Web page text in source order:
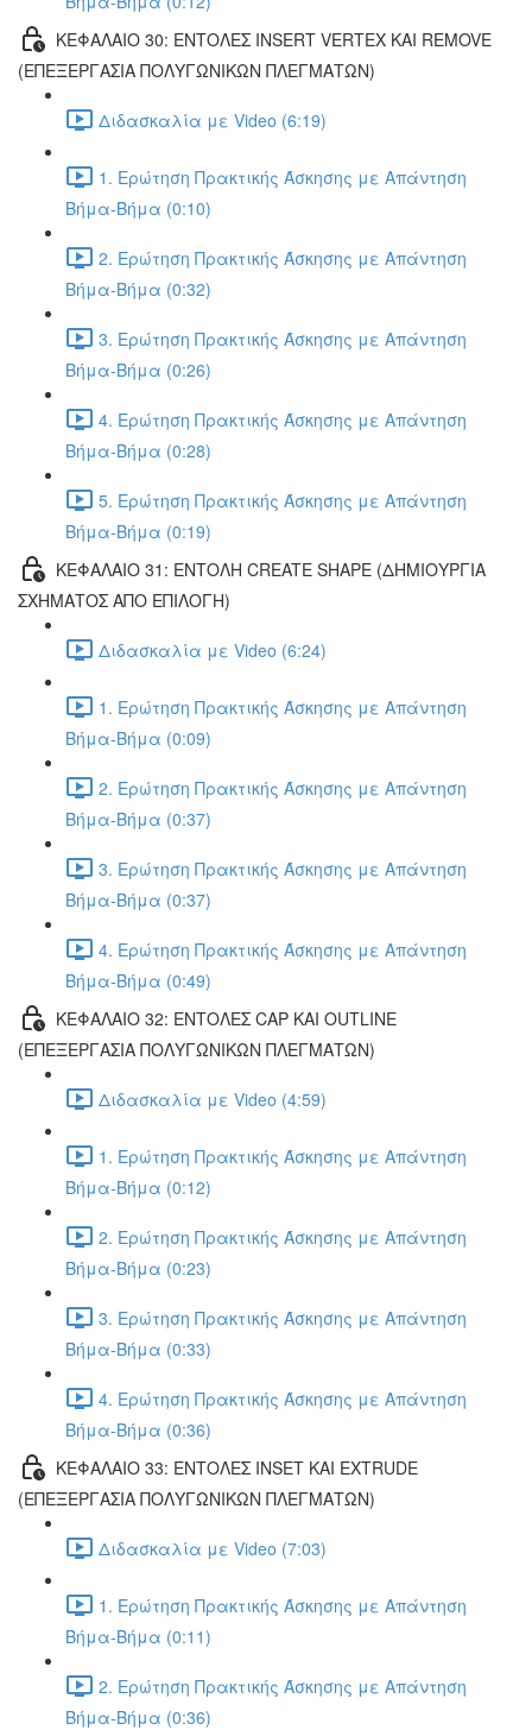
ΚΕΦΑΛΑΙΟ 30: ΕΝΤΟΛΕΣ INSERT VERTEX ΚΑΙ REMOVE
(ΕΠΕΞΕΡΓΑΣΙΑ ΠΟΛΥΓΩΝΙΚΩΝ ΠΛΕΓΜΑΤΩΝ)
Διδασκαλία με Video (6:19)
1. Ερώτηση Πρακτικής Άσκησης με Απάντηση
Βήμα-Βήμα (0:10)
2. Ερώτηση Πρακτικής Άσκησης με Απάντηση
Βήμα-Βήμα (0:32)
3. Ερώτηση Πρακτικής Άσκησης με Απάντηση
Βήμα-Βήμα (0:26)
4. Ερώτηση Πρακτικής Άσκησης με Απάντηση
Βήμα-Βήμα (0:28)
5. Ερώτηση Πρακτικής Άσκησης με Απάντηση
Βήμα-Βήμα (0:19)
ΚΕΦΑΛΑΙΟ 31: ΕΝΤΟΛΗ CREATE SHAPE (ΔΗΜΙΟΥΡΓΙΑ
ΣΧΗΜΑΤΟΣ ΑΠΟ ΕΠΙΛΟΓΗ)
Διδασκαλία με Video (6:24)
1. Ερώτηση Πρακτικής Άσκησης με Απάντηση
Βήμα-Βήμα (0:09)
2. Ερώτηση Πρακτικής Άσκησης με Απάντηση
Βήμα-Βήμα (0:37)
3. Ερώτηση Πρακτικής Άσκησης με Απάντηση
Βήμα-Βήμα (0:37)
4. Ερώτηση Πρακτικής Άσκησης με Απάντηση
Βήμα-Βήμα (0:49)
ΚΕΦΑΛΑΙΟ 32: ΕΝΤΟΛΕΣ CAP ΚΑΙ OUTLINE
(ΕΠΕΞΕΡΓΑΣΙΑ ΠΟΛΥΓΩΝΙΚΩΝ ΠΛΕΓΜΑΤΩΝ)
Διδασκαλία με Video (4:59)
1. Ερώτηση Πρακτικής Άσκησης με Απάντηση
Βήμα-Βήμα (0:12)
2. Ερώτηση Πρακτικής Άσκησης με Απάντηση
Βήμα-Βήμα (0:23)
3. Ερώτηση Πρακτικής Άσκησης με Απάντηση
Βήμα-Βήμα (0:33)
4. Ερώτηση Πρακτικής Άσκησης με Απάντηση
Βήμα-Βήμα (0:36)
ΚΕΦΑΛΑΙΟ 33: ΕΝΤΟΛΕΣ INSET ΚΑΙ EXTRUDE
(ΕΠΕΞΕΡΓΑΣΙΑ ΠΟΛΥΓΩΝΙΚΩΝ ΠΛΕΓΜΑΤΩΝ)
Διδασκαλία με Video (7:03)
1. Ερώτηση Πρακτικής Άσκησης με Απάντηση
Βήμα-Βήμα (0:11)
2. Ερώτηση Πρακτικής Άσκησης με Απάντηση
Βήμα-Βήμα (0:36)